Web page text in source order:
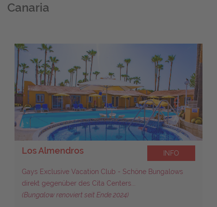
Canaria
Gay Bungalows Artemisa INFO
Gay men only Resort mitten in Playa del Ingles und in
absoluter Nähe zum Yumbo Center...
Seit September 2019 - Renovierte Bungalows...